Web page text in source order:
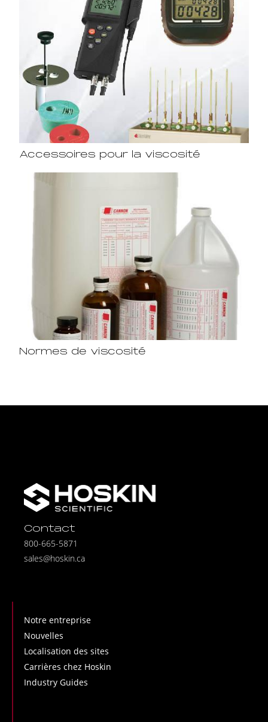
Accessoires pour la viscosité
Normes de viscosité
Contact
800-665-5871
sales@hoskin.ca
Notre entreprise
Nouvelles
Localisation des sites
Carrières chez Hoskin
Industry Guides